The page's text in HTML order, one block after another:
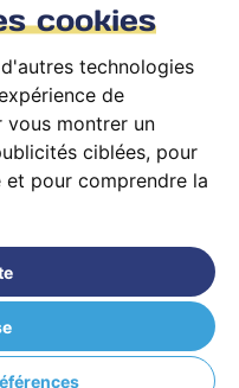
cookies
technologies
de
vous montrer un
ciblées, pour
pour comprendre la
droits réservés